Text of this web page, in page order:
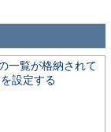
一覧が格納されて
設定する